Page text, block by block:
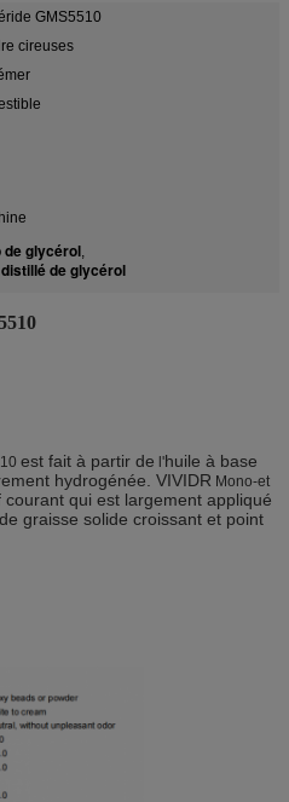
GMS5510
cireuses
de glycérol,
de glycérol
est fait à partir de l'huile à base
hydrogénée. VIVIDR Mono-et
courant qui est largement appliqué
graisse solide croissant et point